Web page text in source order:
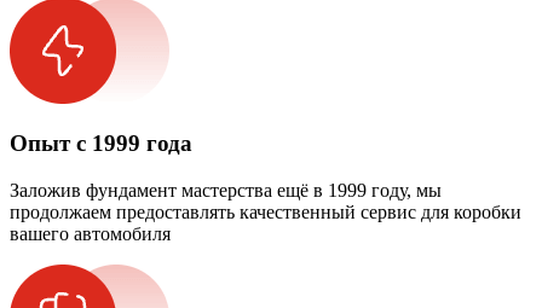
Опыт с 1999 года
Заложив фундамент мастерства ещё в 1999 году, мы
продолжаем предоставлять качественный сервис для коробки
вашего автомобиля